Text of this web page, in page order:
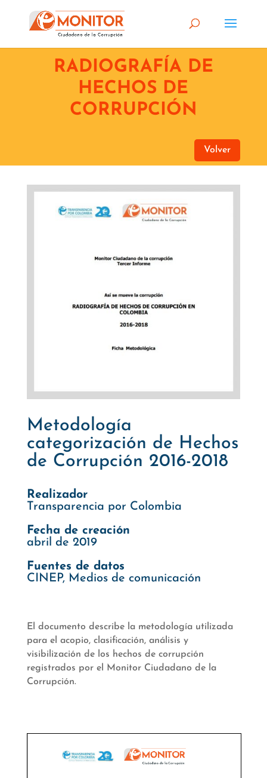
RADIOGRAFÍA DE
HECHOS DE
CORRUPCIÓN
Volver
Metodología
categorización de Hechos
de Corrupción 2016-2018
Realizador
Transparencia por Colombia
Fecha de creación
abril de 2019
Fuentes de datos
CINEP, Medios de comunicación
El documento describe la metodología utilizada
para el acopio, clasificación, análisis y
visibilización de los hechos de corrupción
registrados por el Monitor Ciudadano de la
Corrupción.